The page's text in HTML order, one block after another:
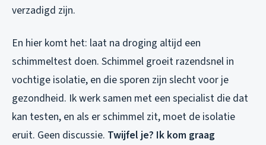
verzadigd zijn.
En hier komt het: laat na droging altijd een
schimmeltest doen. Schimmel groeit razendsnel in
vochtige isolatie, en die sporen zijn slecht voor je
gezondheid. Ik werk samen met een specialist die dat
kan testen, en als er schimmel zit, moet de isolatie
eruit. Geen discussie. Twijfel je? Ik kom graag